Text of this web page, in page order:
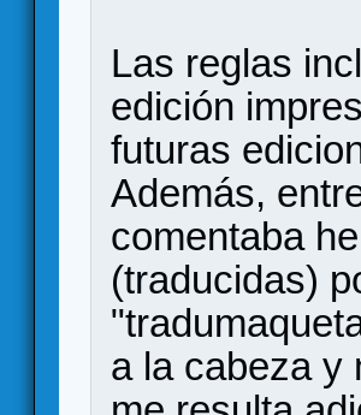
Las reglas
edición
futuras
Además,
comentaba
(traducidas)
a la cabeza y